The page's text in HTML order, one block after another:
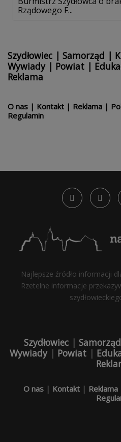
Rządowego F...
Szydłowiec | Samorząd |
Wywiady| Powiat |
Reklama
O nas | Kontakt | Reklama |
Regulamin
Najlepsze źródło informacji
Rzetelne informacje
Szydłowiec | Samorząd
Wywiady| Powiat |
O nas| Kontakt| Reklama